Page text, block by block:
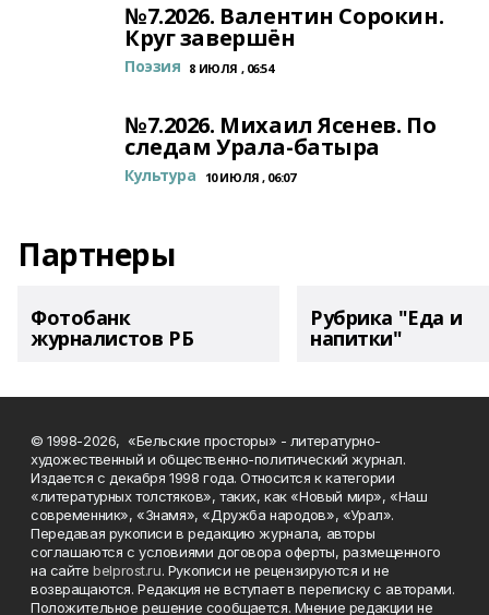
№7.2026. Валентин Сорокин.
Круг завершён
Поэзия 8 ИЮЛЯ , 06:54
№7.2026. Михаил Ясенев. По
следам Урала-батыра
Культура 10 ИЮЛЯ , 06:07
Партнеры
Фотобанк
журналистов РБ
Рубрика "Еда и
напитки"
© 1998-2026, «Бельские просторы» - литературно-
художественный и общественно-политический журнал.
Издается с декабря 1998 года. Относится к категории
«литературных толстяков», таких, как «Новый мир», «Наш
современник», «Знамя», «Дружба народов», «Урал».
Передавая рукописи в редакцию журнала, авторы
соглашаются с условиями договора оферты, размещенного
на сайтеbelprost.ru. Рукописи не рецензируются и не
возвращаются. Редакция не вступает в переписку с авторами.
Положительное решение сообщается. Мнение редакции не